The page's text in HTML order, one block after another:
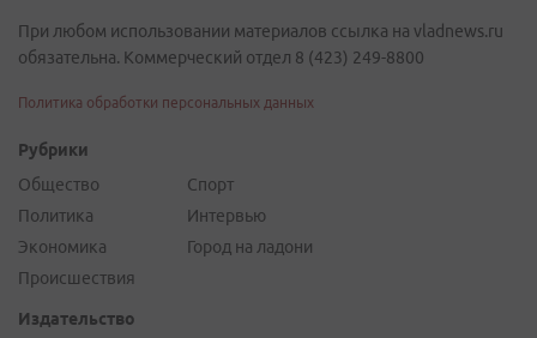
При любом использовании материалов ссылка на vladnews.ru
обязательна. Коммерческий отдел 8 (423) 249-8800
Политика обработки персональных данных
Рубрики
Общество
Политика
Экономика
Происшествия
Спорт
Интервью
Город на ладони
Издательство